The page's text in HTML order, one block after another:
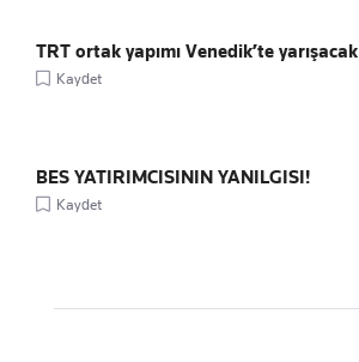
TRT ortak yapımı Venedik’te yarışacak
Kaydet
BES YATIRIMCISININ YANILGISI!
Kaydet